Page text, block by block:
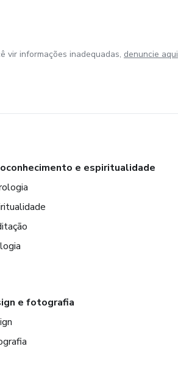
vir informações inadequadas, denuncie aqui
e espiritualidade
e fotografia